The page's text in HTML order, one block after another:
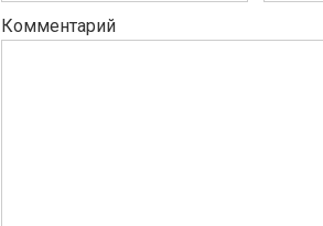
Комментарий